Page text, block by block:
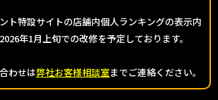
ト特設サイトの店舗内個人ランキングの表示内
年1月上旬での改修を予定しております。
わせは弊社お客様相談室までご連絡ください。